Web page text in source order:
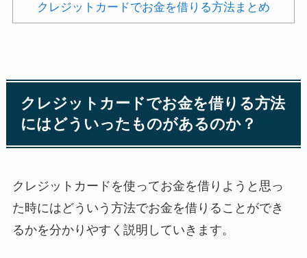
クレジットカードでお金を借りる方法まとめ
クレジットカードでお金を借りる方法
にはどういったものがあるのか？
クレジットカードを使ってお金を借りようと思っ
た時にはどういう方法でお金を借りることができ
るかを分かりやすく説明していきます。